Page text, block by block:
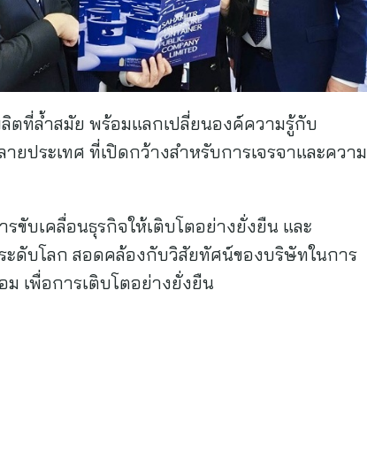
ลิตที่ล้ำสมัย พร้อมแลกเปลี่ยนองค์ความรู้กับ
ประเทศ ที่เปิดกว้างสำหรับการเจรจาและความ
ขับเคลื่อนธุรกิจให้เติบโตอย่างยั่งยืน และ
ดับโลก สอดคล้องกับวิสัยทัศน์ของบริษัทในการ
เพื่อการเติบโตอย่างยั่งยืน